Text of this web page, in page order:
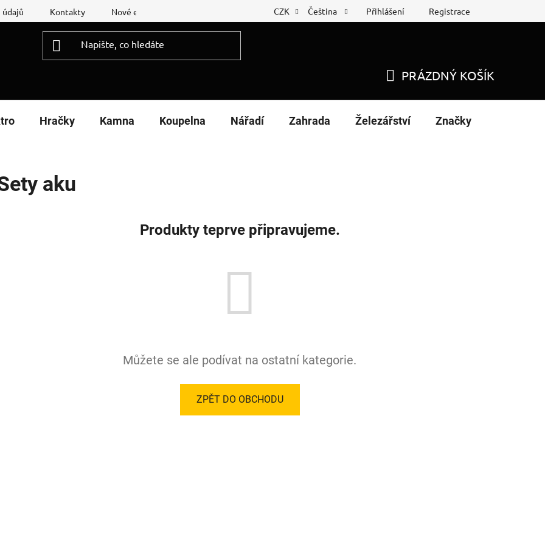
údajů Kontakty Nové energetické štítky Reklamační list Nákup na splátky
CZK Čeština Přihlášení Registrace
KOŠÍK
PRÁZDNÝ KOŠÍK
Hračky Kamna Koupelna Nářadí Zahrada Železářství Značky
aku
Produkty teprve připravujeme.
Můžete se ale podívat na ostatní kategorie.
ZPĚT DO OBCHODU